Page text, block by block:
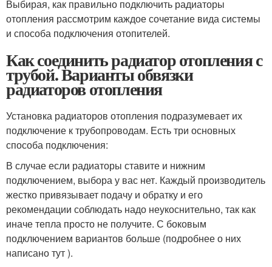
Выбирая, как правильно подключить радиаторы
отопления рассмотрим каждое сочетание вида системы
и способа подключения отопителей.
Как соединить радиатор отопления с
трубой. Варианты обвязки
радиаторов отопления
Установка радиаторов отопления подразумевает их
подключение к трубопроводам. Есть три основных
способа подключения:
В случае если радиаторы ставите и нижним
подключением, выбора у вас нет. Каждый производитель
жестко привязывает подачу и обратку и его
рекомендации соблюдать надо неукоснительно, так как
иначе тепла просто не получите. С боковым
подключением вариантов больше (подробнее о них
написано тут ).